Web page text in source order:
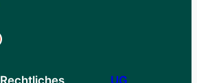
Rechtliches UG